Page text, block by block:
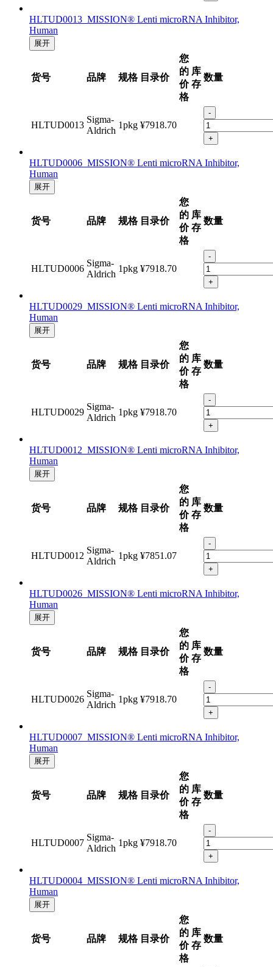
HLTUD0013 MISSION® Lenti microRNA Inhibitor,
Human
展开
货号 品牌 规格 目录价
您
的
价
格
库
存
数量
HLTUD0013
Sigma-
Aldrich
1pkg ¥7918.70
-
+
HLTUD0006 MISSION® Lenti microRNA Inhibitor,
Human
展开
货号 品牌 规格 目录价
您
的
价
格
库
存
数量
HLTUD0006
Sigma-
Aldrich
1pkg ¥7918.70
-
+
HLTUD0029 MISSION® Lenti microRNA Inhibitor,
Human
展开
货号 品牌 规格 目录价
您
的
价
格
库
存
数量
HLTUD0029
Sigma-
Aldrich
1pkg ¥7918.70
-
+
HLTUD0012 MISSION® Lenti microRNA Inhibitor,
Human
展开
货号 品牌 规格 目录价
您
的
价
格
库
存
数量
HLTUD0012
Sigma-
Aldrich
1pkg ¥7851.07
-
+
HLTUD0026 MISSION® Lenti microRNA Inhibitor,
Human
展开
货号 品牌 规格 目录价
您
的
价
格
库
存
数量
HLTUD0026
Sigma-
Aldrich
1pkg ¥7918.70
-
+
HLTUD0007 MISSION® Lenti microRNA Inhibitor,
Human
展开
货号 品牌 规格 目录价
您
的
价
格
库
存
数量
HLTUD0007
Sigma-
Aldrich
1pkg ¥7918.70
-
+
HLTUD0004 MISSION® Lenti microRNA Inhibitor,
Human
展开
货号 品牌 规格 目录价
您
的
价
格
库
存
数量